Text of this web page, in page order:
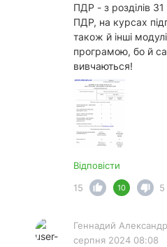
ПДР - з розділів
ПДР, на курсах
також й інші
програмою, бо й
вивчаються!
Відповісти
15
10 5
Геннадий
серпня 2024 08:08